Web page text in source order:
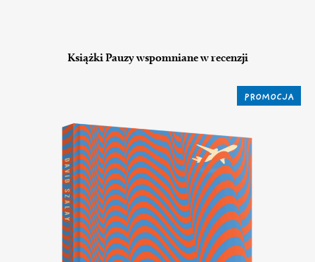
Książki Pauzy wspomniane w recenzji
PROMOCJA